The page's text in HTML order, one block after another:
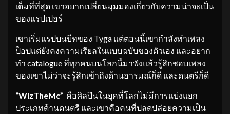
เต็มที่ที่สุด เขาอยากเปลี่ยนมุมมองเกี่ยวกับความน่าจะเป็น
ของแรปเปอร์
เขาเริ่มแรปบนบีทของ Tyga แต่ตอนนี้เขากำลังทำเพลง
ป็อปแต่ยังคงความเรียลในแบบฉบับของตัวเอง และอยาก
ทำ catalogue ที่ทุกคนบนโลกนี้มาฟังแล้วรู้สึกชอบเพลง
ของเขาไม่ว่าจะรู้สึกเข้าถึงด้านอารมณ์ก็ดี และดนตรีก็ดี
“WizTheMc” คือศิลปินในยุคที่โลกไม่มีการแบ่งแยก
ประเภทด้านดนตรี และเขาคือคนที่ปลดปล่อยความเป็น